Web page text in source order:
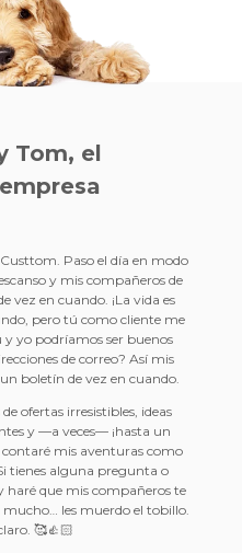
Tom, el
Paso el día en modo
y mis compañeros de
vez en cuando. ¡La vida es
pero tú como cliente me
yo podríamos ser buenos
de correo? Así mis
boletín de vez en cuando.
ofertas irresistibles, ideas
y —a veces— ¡hasta un
mis aventuras como
tienes alguna pregunta o
que mis compañeros te
les muerdo el tobillo.
🥰👍🏻